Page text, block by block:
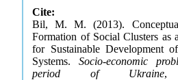
Cite:
Bil, M. M. (2013).
Formation of Social Clusters as
for Sustainable Development
Systems. Socio-economic
period of Ukraine,